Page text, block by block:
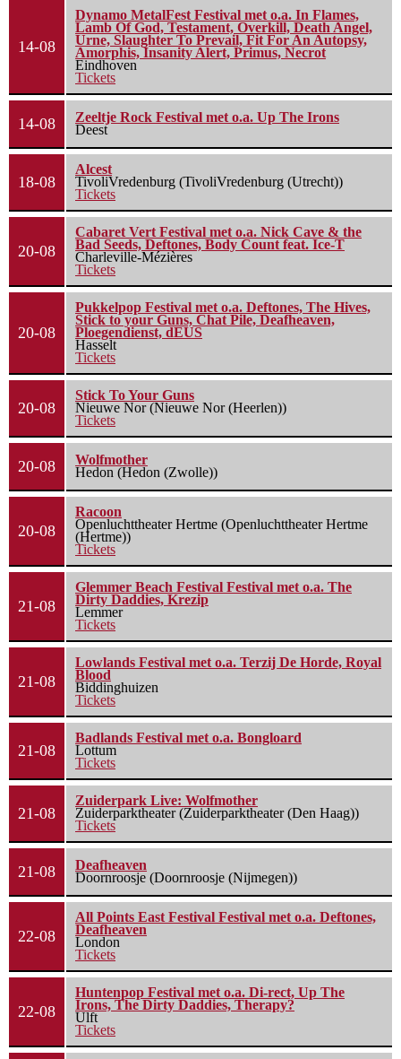
14-08
Dynamo MetalFest Festival met o.a. In Flames,
Lamb Of God, Testament, Overkill, Death Angel,
Urne, Slaughter To Prevail, Fit For An Autopsy,
Amorphis, Insanity Alert, Primus, Necrot
Eindhoven
Tickets
14-08
Zeeltje Rock Festival met o.a. Up The Irons
Deest
18-08
Alcest
TivoliVredenburg (TivoliVredenburg (Utrecht))
Tickets
20-08
Cabaret Vert Festival met o.a. Nick Cave & the
Bad Seeds, Deftones, Body Count feat. Ice-T
Charleville-Mézières
Tickets
20-08
Pukkelpop Festival met o.a. Deftones, The Hives,
Stick to your Guns, Chat Pile, Deafheaven,
Ploegendienst, dEUS
Hasselt
Tickets
20-08
Stick To Your Guns
Nieuwe Nor (Nieuwe Nor (Heerlen))
Tickets
20-08
Wolfmother
Hedon (Hedon (Zwolle))
20-08
Racoon
Openluchttheater Hertme (Openluchttheater Hertme
(Hertme))
Tickets
21-08
Glemmer Beach Festival Festival met o.a. The
Dirty Daddies, Krezip
Lemmer
Tickets
21-08
Lowlands Festival met o.a. Terzij De Horde, Royal
Blood
Biddinghuizen
Tickets
21-08
Badlands Festival met o.a. Bongloard
Lottum
Tickets
21-08
Zuiderpark Live: Wolfmother
Zuiderparktheater (Zuiderparktheater (Den Haag))
Tickets
21-08
Deafheaven
Doornroosje (Doornroosje (Nijmegen))
22-08
All Points East Festival Festival met o.a. Deftones,
Deafheaven
London
Tickets
22-08
Huntenpop Festival met o.a. Di-rect, Up The
Irons, The Dirty Daddies, Therapy?
Ulft
Tickets